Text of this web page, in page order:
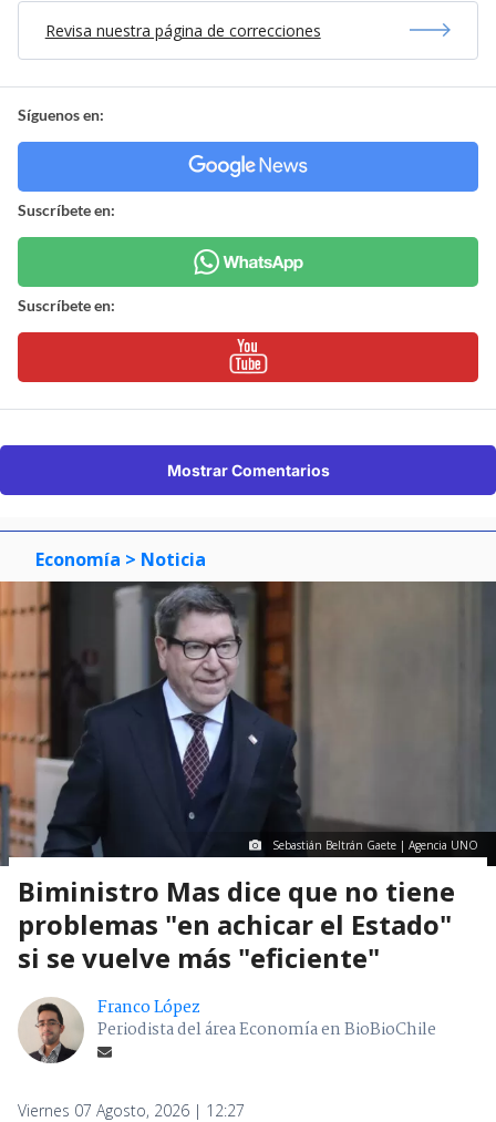
Revisa nuestra página de correcciones
Síguenos en:
Suscríbete en:
Suscríbete en:
Mostrar Comentarios
Economía > Noticia
Sebastián Beltrán Gaete | Agencia UNO
Biministro Mas dice que no tiene
problemas "en achicar el Estado"
si se vuelve más "eficiente"
Franco López
Periodista del área Economía en BioBioChile
Viernes 07 Agosto, 2026 | 12:27